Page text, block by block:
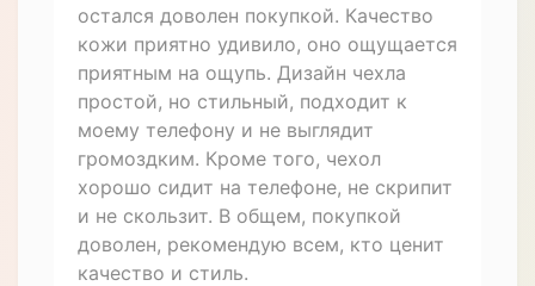
остался доволен покупкой. Качество
кожи приятно удивило, оно ощущается
приятным на ощупь. Дизайн чехла
простой, но стильный, подходит к
моему телефону и не выглядит
громоздким. Кроме того, чехол
хорошо сидит на телефоне, не скрипит
и не скользит. В общем, покупкой
доволен, рекомендую всем, кто ценит
качество и стиль.